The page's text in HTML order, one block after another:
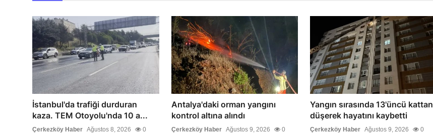
İstanbul'da trafiği durduran
kaza. TEM Otoyolu'nda 10 a...
Çerkezköy Haber Ağustos 8, 2026 0
Antalya'daki orman yangını
kontrol altına alındı
Çerkezköy Haber Ağustos 9, 2026 0
Yangın sırasında 13'üncü kattan
düşerek hayatını kaybetti
Çerkezköy Haber Ağustos 9, 2026 0